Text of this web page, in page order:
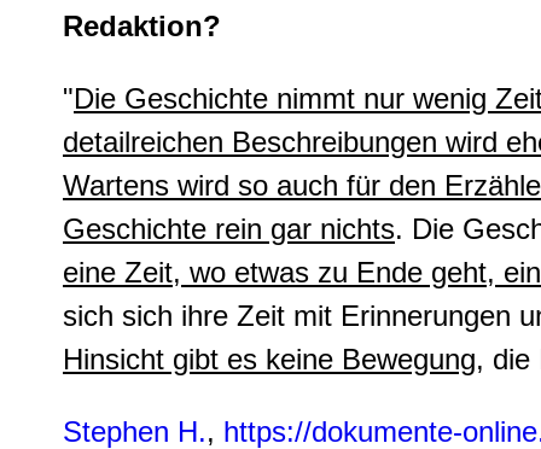
Redaktion?
"Die Geschichte nimmt nur wenig
detailreichen Beschreibungen wird
Wartens wird so auch für den
Geschichte rein gar nichts. Die
eine Zeit, wo etwas zu Ende geht,
sich sich ihre Zeit mit Erinnerungen
Hinsicht gibt es keine Bewegung, die
Stephen H., https://dokumente-